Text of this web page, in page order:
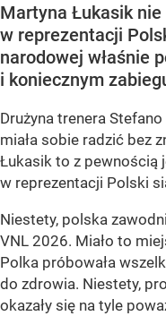
Martyna Łukasik
w reprezentacji
narodowej właśnie
i koniecznym
Drużyna trenera
miała sobie radzić bez
Łukasik to z pewnością
w reprezentacji Polski
Niestety, polska
VNL 2026. Miało to
Polka próbowała
do zdrowia. Niestety,
okazały się na tyle